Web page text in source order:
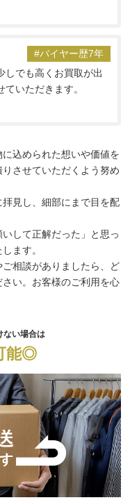
#バイヤー歴7年
しでも高くお買取が出
いただきます。
込められた想いや価値を
させていただくよう努め
見し、細部にまで目を配
して正解だった」と思っ
ます。
相談がありましたら、ど
い。お客様のご利用を心
ない場合は
能◎